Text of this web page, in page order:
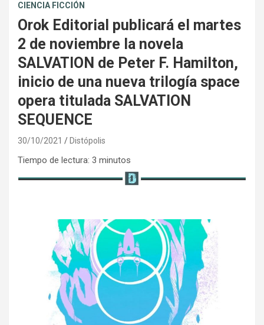
CIENCIA FICCIÓN
Orok Editorial publicará el martes
2 de noviembre la novela
SALVATION de Peter F. Hamilton,
inicio de una nueva trilogía space
opera titulada SALVATION
SEQUENCE
30/10/2021 Distópolis
Tiempo de lectura: 3 minutos